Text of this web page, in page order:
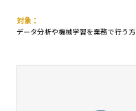
対象：
データ分析や機械学習を業務で行う方